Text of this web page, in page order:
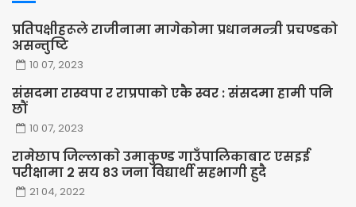
प्रतिपक्षीहरूले राजीनामा मागेकोमा प्रधानमन्त्री प्रचण्डको
असन्तुष्टि
10 07, 2023
संसदमा रास्वपा र राप्रपाको एकै स्वर : संसदमा हामी पनि
छौं
10 07, 2023
रामेछाप जिल्लाकाे उमाकुण्ड गाउँपालिकाबाट एसइई
परीक्षामा २ सय ८३ जना विद्यार्थी सहभागी हुदै
21 04, 2022